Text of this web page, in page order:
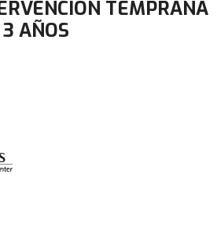
TEMPRANA
AÑOS